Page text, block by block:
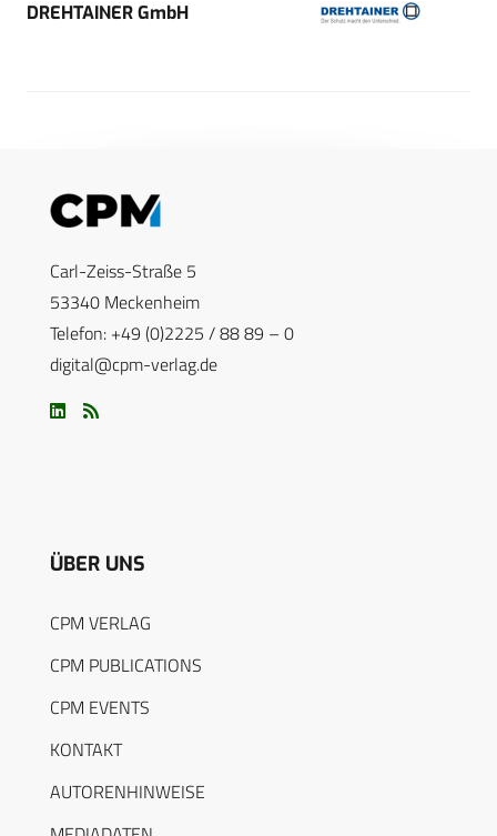
DREHTAINER GmbH
Carl-Zeiss-Straße 5
53340 Meckenheim
Telefon: +49 (0)2225 / 88 89 – 0
digital@cpm-verlag.de
ÜBER UNS
CPM VERLAG
CPM PUBLICATIONS
CPM EVENTS
KONTAKT
AUTORENHINWEISE